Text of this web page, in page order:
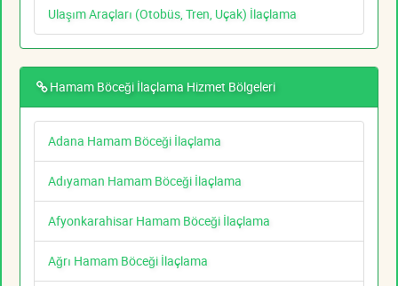
Ulaşım Araçları (Otobüs, Tren, Uçak) İlaçlama
Hamam Böceği İlaçlama Hizmet Bölgeleri
Adana Hamam Böceği İlaçlama
Adıyaman Hamam Böceği İlaçlama
Afyonkarahisar Hamam Böceği İlaçlama
Ağrı Hamam Böceği İlaçlama